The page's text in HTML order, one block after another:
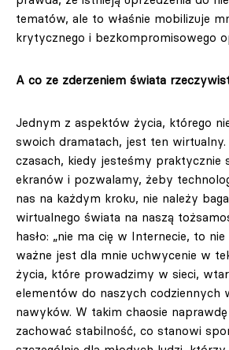
tematów, ale to właśnie mobilizuje
krytycznego i bezkompromisowego
A co ze zderzeniem świata
Jednym z aspektów życia, którego
swoich dramatach, jest ten
czasach, kiedy jesteśmy praktycznie
ekranów i pozwalamy, żeby
nas na każdym kroku, nie należy
wirtualnego świata na naszą
hasło: „nie ma cię w Internecie, to
ważne jest dla mnie uchwycenie w
życia, które prowadzimy w sieci,
elementów do naszych codziennych
nawyków. W takim chaosie
zachować stabilność, co stanowi